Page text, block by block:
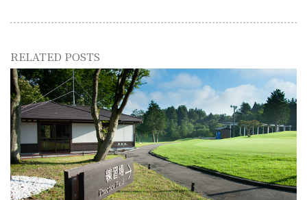
RELATED POSTS